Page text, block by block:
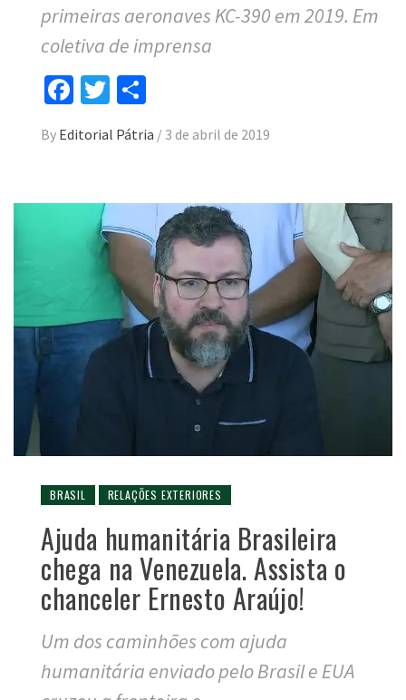
primeiras aeronaves KC-390 em 2019. Em
coletiva de imprensa
Facebook
Twitter
By Editorial Pátria / 3 de abril de 2019
BRASIL RELAÇÕES EXTERIORES
Ajuda humanitária Brasileira
chega na Venezuela. Assista o
chanceler Ernesto Araújo!
Um dos caminhões com ajuda
humanitária enviado pelo Brasil e EUA